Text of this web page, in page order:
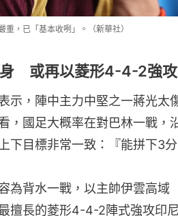
重，已「基本收咧」。（新華社）
身 或再以菱形4-4-2強攻
示，陣中主力中堅之一蔣光太
，國足大概率在對巴林一戰，
下目標非常一致：『能拼下3
容為背水一戰，以主帥伊雲高
擅長的菱形4-4-2陣式強攻印